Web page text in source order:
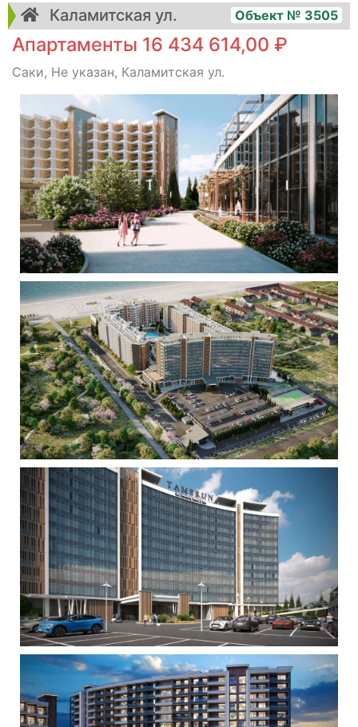
Каламитская ул. Объект № 3505
Апартаменты 16 434 614,00 ₽
Саки, Не указан, Каламитская ул.